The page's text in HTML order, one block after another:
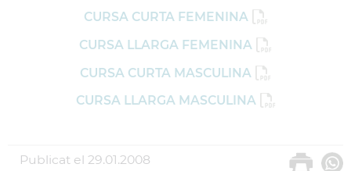
CURSA CURTA FEMENINA
CURSA LLARGA FEMENINA
CURSA CURTA MASCULINA
CURSA LLARGA MASCULINA
Publicat el 29.01.2008